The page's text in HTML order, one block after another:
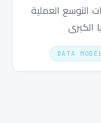
التوسع العملية
الكبرى
DATA